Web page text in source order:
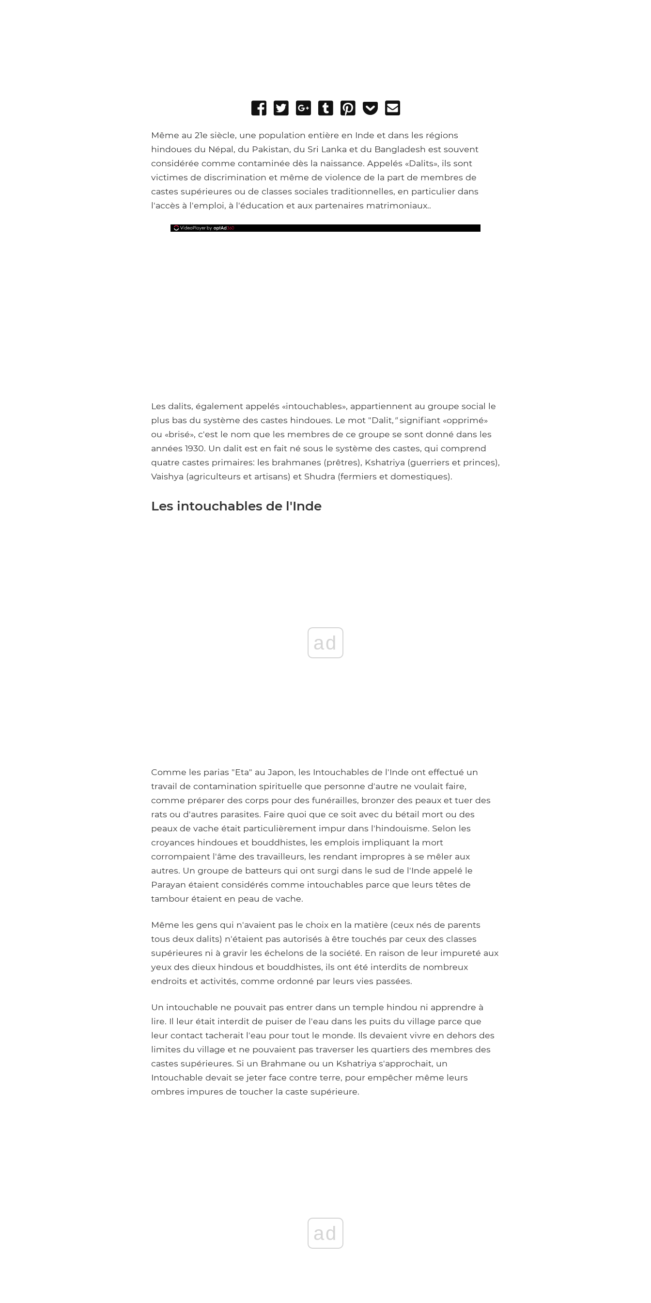
Share
Facebook
Tweet
Share
Google+
Post
Tumblr
Pin
Add
Pocket
Même au 21e siècle, une population entière en Inde et dans les régions
hindoues du Népal, du Pakistan, du Sri Lanka et du Bangladesh est souvent
considérée comme contaminée dès la naissance. Appelés «Dalits», ils sont
victimes de discrimination et même de violence de la part de membres de
castes supérieures ou de classes sociales traditionnelles, en particulier dans
l'accès à l'emploi, à l'éducation et aux partenaires matrimoniaux..
Les dalits, également appelés «intouchables», appartiennent au groupe social le
plus bas du système des castes hindoues. Le mot "Dalit,"signifiant «opprimé»
ou «brisé», c'est le nom que les membres de ce groupe se sont donné dans les
années 1930. Un dalit est en fait né sous le système des castes, qui comprend
quatre castes primaires: les brahmanes (prêtres), Kshatriya (guerriers et princes),
Vaishya (agriculteurs et artisans) et Shudra (fermiers et domestiques).
Les intouchables de l'Inde
ad
Comme les parias "Eta" au Japon, les Intouchables de l'Inde ont effectué un
travail de contamination spirituelle que personne d'autre ne voulait faire,
comme préparer des corps pour des funérailles, bronzer des peaux et tuer des
rats ou d'autres parasites. Faire quoi que ce soit avec du bétail mort ou des
peaux de vache était particulièrement impur dans l'hindouisme. Selon les
croyances hindoues et bouddhistes, les emplois impliquant la mort
corrompaient l'âme des travailleurs, les rendant impropres à se mêler aux
autres. Un groupe de batteurs qui ont surgi dans le sud de l'Inde appelé le
Parayan étaient considérés comme intouchables parce que leurs têtes de
tambour étaient en peau de vache.
Même les gens qui n'avaient pas le choix en la matière (ceux nés de parents
tous deux dalits) n'étaient pas autorisés à être touchés par ceux des classes
supérieures ni à gravir les échelons de la société. En raison de leur impureté aux
yeux des dieux hindous et bouddhistes, ils ont été interdits de nombreux
endroits et activités, comme ordonné par leurs vies passées.
Un intouchable ne pouvait pas entrer dans un temple hindou ni apprendre à
lire. Il leur était interdit de puiser de l'eau dans les puits du village parce que
leur contact tacherait l'eau pour tout le monde. Ils devaient vivre en dehors des
limites du village et ne pouvaient pas traverser les quartiers des membres des
castes supérieures. Si un Brahmane ou un Kshatriya s'approchait, un
Intouchable devait se jeter face contre terre, pour empêcher même leurs
ombres impures de toucher la caste supérieure.
ad